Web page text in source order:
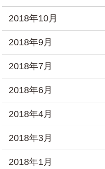
2018年10月
2018年9月
2018年7月
2018年6月
2018年4月
2018年3月
2018年1月